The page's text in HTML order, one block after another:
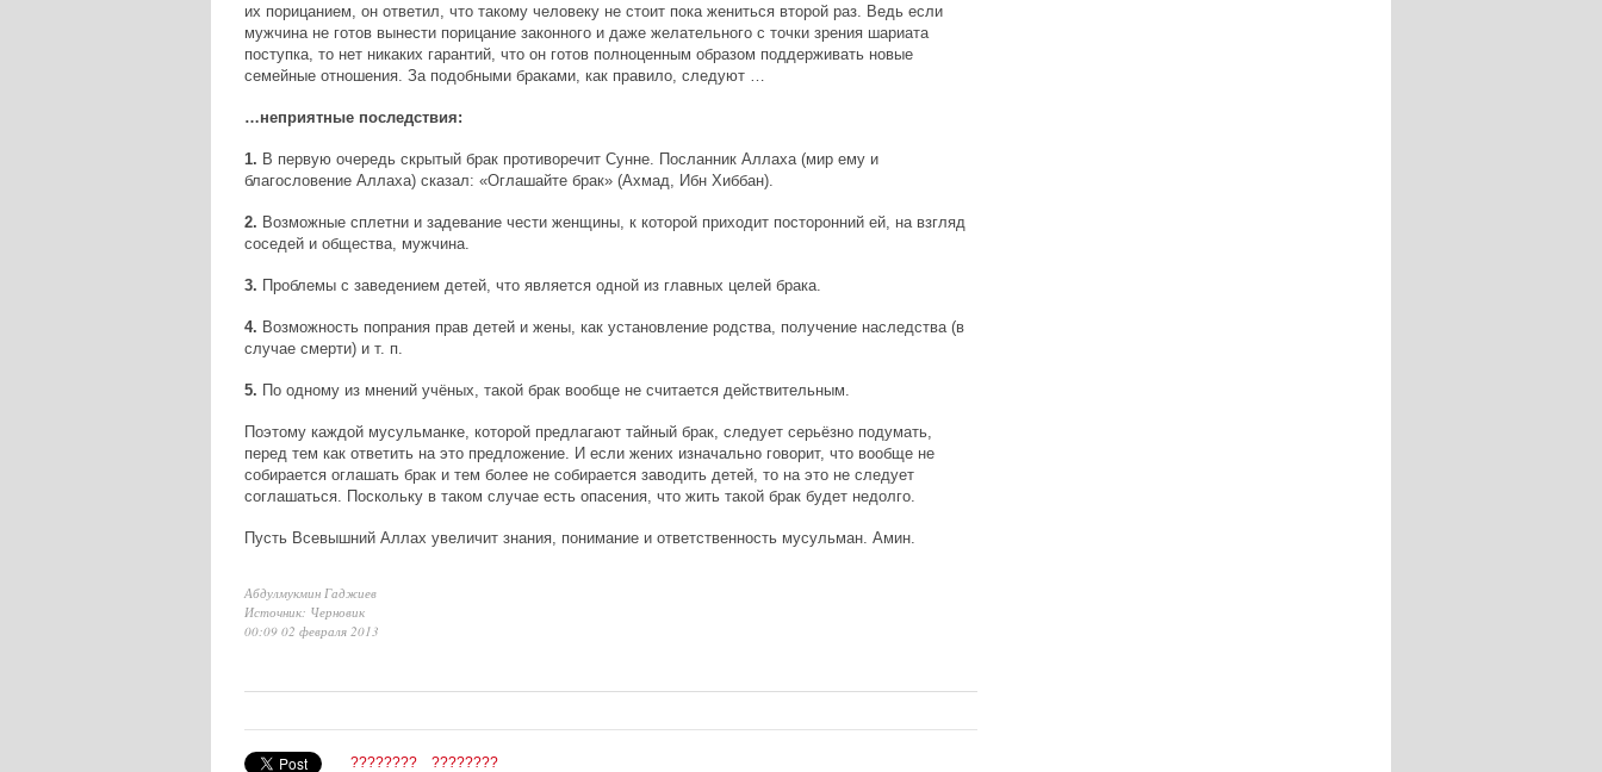
их порицанием, он ответил, что такому человеку не стоит пока жениться второй раз. Ведь если
мужчина не готов вынести порицание законного и даже желательного с точки зрения шариата
поступка, то нет никаких гарантий, что он готов полноценным образом поддерживать новые
семейные отношения. За подобными браками, как правило, следуют …
…неприятные последствия:
1. В первую очередь скрытый брак противоречит Сунне. Посланник Аллаха (мир ему и
благословение Аллаха) сказал: «Оглашайте брак» (Ахмад, Ибн Хиббан).
2. Возможные сплетни и задевание чести женщины, к которой приходит посторонний ей, на взгляд
соседей и общества, мужчина.
3. Проблемы с заведением детей, что является одной из главных целей брака.
4. Возможность попрания прав детей и жены, как установление родства, получение наследства (в
случае смерти) и т. п.
5. По одному из мнений учёных, такой брак вообще не считается действительным.
Поэтому каждой мусульманке, которой предлагают тайный брак, следует серьёзно подумать,
перед тем как ответить на это предложение. И если жених изначально говорит, что вообще не
собирается оглашать брак и тем более не собирается заводить детей, то на это не следует
соглашаться. Поскольку в таком случае есть опасения, что жить такой брак будет недолго.
Пусть Всевышний Аллах увеличит знания, понимание и ответственность мусульман. Амин.
Абдулмукмин Гаджиев
Источник: Черновик
00:09 02 февраля 2013
???????? ????????